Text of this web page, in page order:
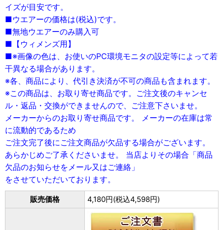
イズが目安です。
■ウエアーの価格は(税込)です。
■無地ウエアーのみ購入可
■【ウィメンズ用】
■※画像の色は、お使いのPC環境モニタの設定等によって若
干異なる場合があります。
※各、商品により、代引き決済が不可の商品も含まれます。
※この商品は、お取り寄せ商品です。ご注文後のキャンセ
ル・返品・交換ができませんので、ご注意下さいませ。
メーカーからのお取り寄せ商品です。 メーカーの在庫は常
に流動的であるため
ご注文完了後にご注文商品が欠品する場合がございます。
あらかじめご了承くださいませ。 当店よりその場合「商品
欠品のお知らせをメール又はご連絡」
をさせていただいております。
販売価格 4,180円(税込4,598円)